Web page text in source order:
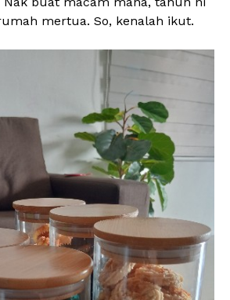
mertua. So, kenalah ikut.